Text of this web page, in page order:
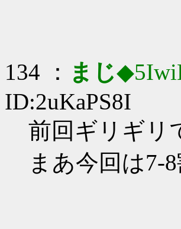
134 ： まじ
ID:2uKaPS8I
前回ギリギリ
まあ今回は7-